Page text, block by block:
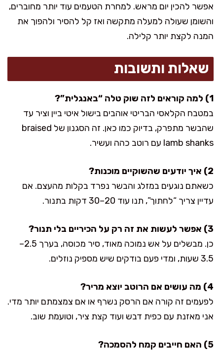
אפשר להכין יום מראש. למחרת הטעמים עוד יותר מחוברים,
והשומן שעולה למעלה מתקשה ואז קל להסיר ולהפוך את
המנה לקצת יותר קלילה.
שאלות ותשובות
1) למה קוראים לזה שוק טלה “באנגלית”?
במטבח הקלאסי הבריטי אוהבים בישול איטי ביין וציר עד
שהבשר מתפרק, בדיוק כמו כאן. זה הסגנון של braised
lamb shanks עם רוטב כהה ועשיר.
2) איך יודעים שהשוקיים מוכנות?
כשאתם נוגעים במזלג והבשר נפרד בקלות מהעצם. אם
עדיין צריך “לחתוך”, תנו עוד 20–30 דקות בתנור.
3) אפשר לעשות את זה רק על הכיריים בלי תנור?
כן. מבשלים על אש נמוכה מאוד, סיר מכוסה, בערך 2.5–
3.5 שעות, ומדי פעם בודקים שיש מספיק נוזלים.
4) מה עושים אם הרוטב יוצא מריר?
לפעמים זה קורה אם הרסק נשרף או אם צמצמתם יותר מדי.
אני מאזנת עם כפית דבש ועוד קצת ציר, וטועמת שוב.
5) האם חייבים קמח להסמכה?